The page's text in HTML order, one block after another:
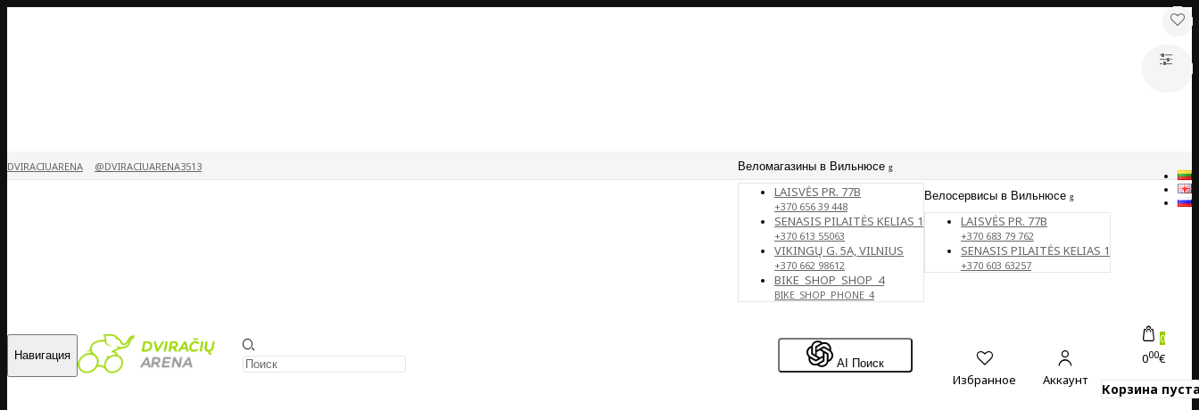
Веломагазины в Вильнюсе
LAISVĖS PR. 77B
+370 656 39 448
SENASIS PILAITĖS KELIAS 1
+370 613 55063
VIKINGŲ G. 5A, VILNIUS
+370 662 98612
BIKE_SHOP_SHOP_4
BIKE_SHOP_PHONE_4
Велосервисы в Вильнюсе
LAISVĖS PR. 77B
+370 683 79 762
SENASIS PILAITĖS KELIAS 1
+370 603 63257
DVIRACIUARENA @DVIRACIUARENA3513
Навигация
AI Поиск
Избранное Аккаунт
0
000€
Корзина